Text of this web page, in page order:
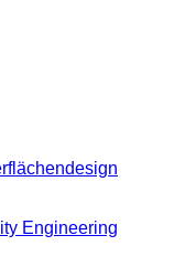
Engineering